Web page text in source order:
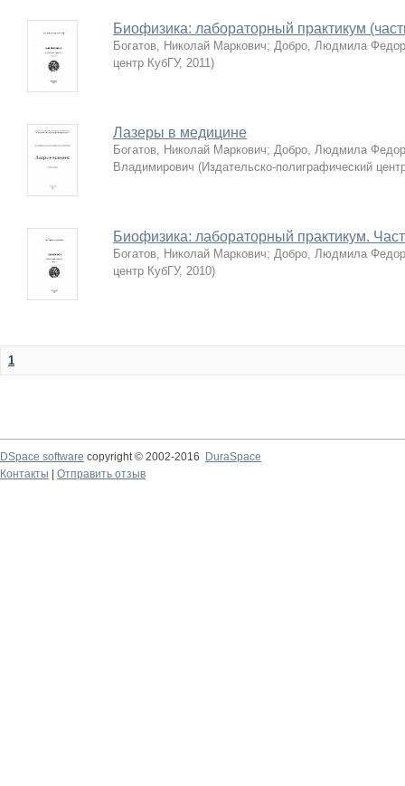
Биофизика: лабораторный практикум
Богатов, Николай Маркович; Добро, Людмила
центр КубГУ, 2011)
Лазеры в медицине
Богатов, Николай Маркович; Добро, Людмила
Владимирович (Издательско-полиграфический
Биофизика: лабораторный практикум.
Богатов, Николай Маркович; Добро, Людмила
центр КубГУ, 2010)
1
DSpace software copyright © 2002-2016
DuraSpace
Контакты
Отправить отзыв